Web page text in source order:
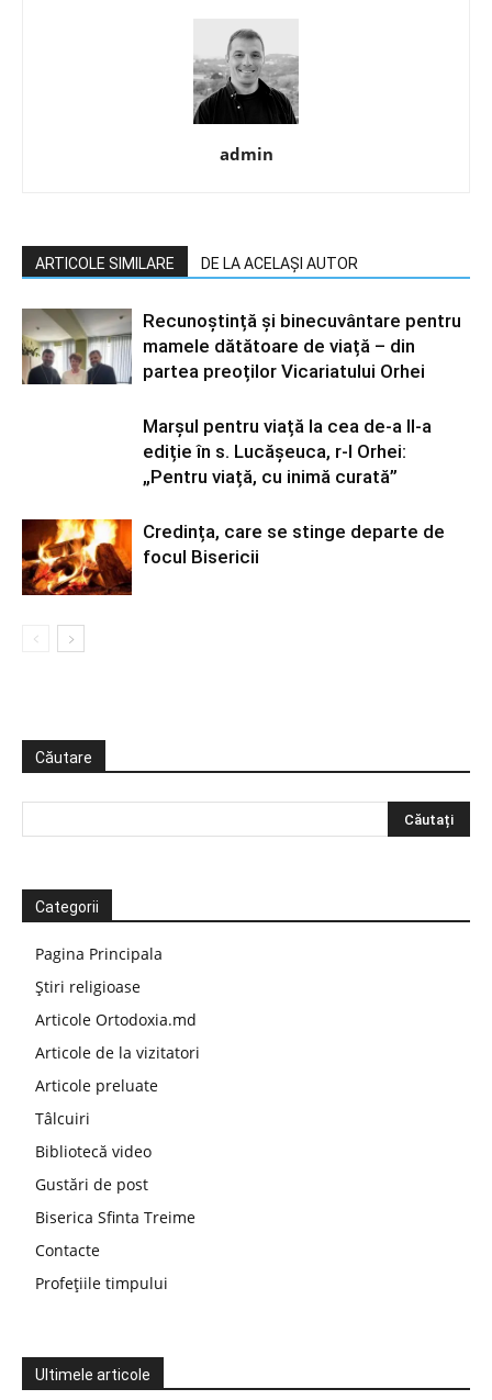
admin
ARTICOLE SIMILARE DE LA ACELAȘI AUTOR
Recunoștință și binecuvântare pentru
mamele dătătoare de viață – din
partea preoților Vicariatului Orhei
Marșul pentru viață la cea de-a II-a
ediție în s. Lucășeuca, r-l Orhei:
„Pentru viață, cu inimă curată”
Credința, care se stinge departe de
focul Bisericii
Căutare
Categorii
Pagina Principala
Știri religioase
Articole Ortodoxia.md
Articole de la vizitatori
Articole preluate
Tâlcuiri
Bibliotecă video
Gustări de post
Biserica Sfinta Treime
Contacte
Profețiile timpului
Ultimele articole